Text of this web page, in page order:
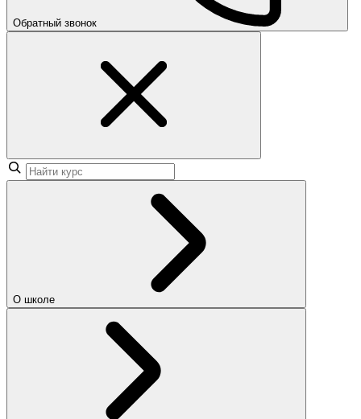
Обратный звонок
О школе